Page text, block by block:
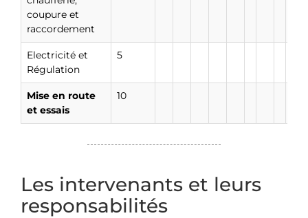
coupure et
raccordement
Electricité et
Régulation
5
Mise en route
et essais
10
Les intervenants et leurs
responsabilités